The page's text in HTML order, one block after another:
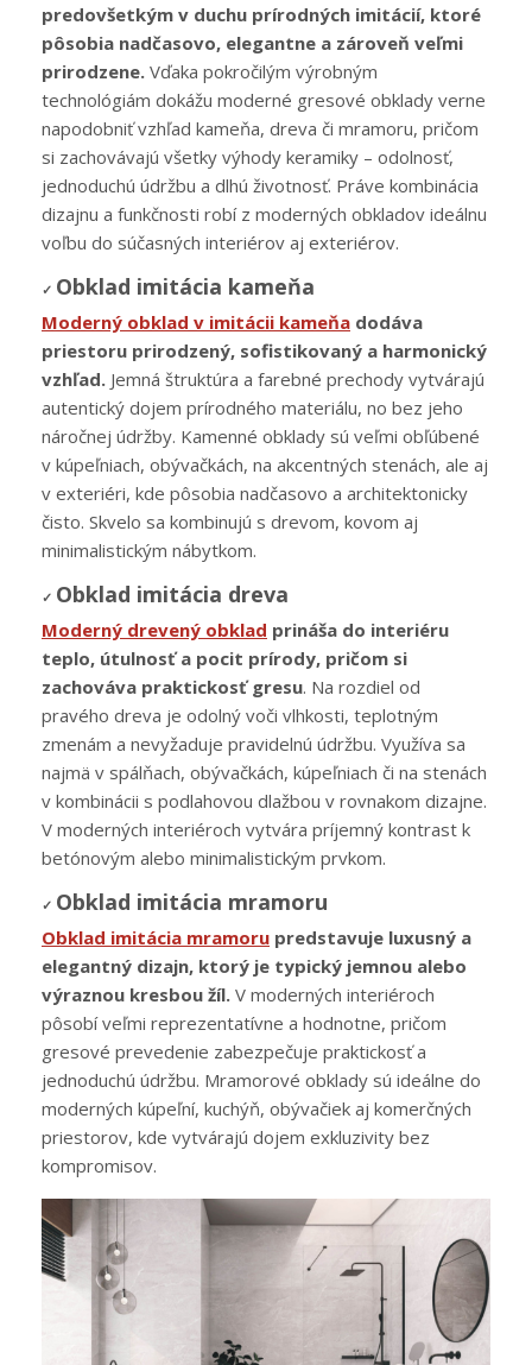
predovšetkým v duchu prírodných imitácií, ktoré
pôsobia nadčasovo, elegantne a zároveň veľmi
prirodzene. Vďaka pokročilým výrobným
technológiám dokážu moderné gresové obklady verne
napodobniť vzhľad kameňa, dreva či mramoru, pričom
si zachovávajú všetky výhody keramiky – odolnosť,
jednoduchú údržbu a dlhú životnosť. Práve kombinácia
dizajnu a funkčnosti robí z moderných obkladov ideálnu
voľbu do súčasných interiérov aj exteriérov.
✓ Obklad imitácia kameňa
Moderný obklad v imitácii kameňa dodáva
priestoru prirodzený, sofistikovaný a harmonický
vzhľad. Jemná štruktúra a farebné prechody vytvárajú
autentický dojem prírodného materiálu, no bez jeho
náročnej údržby. Kamenné obklady sú veľmi obľúbené
v kúpeľniach, obývačkách, na akcentných stenách, ale aj
v exteriéri, kde pôsobia nadčasovo a architektonicky
čisto. Skvelo sa kombinujú s drevom, kovom aj
minimalistickým nábytkom.
✓ Obklad imitácia dreva
Moderný drevený obklad prináša do interiéru
teplo, útulnosť a pocit prírody, pričom si
zachováva praktickosť gresu. Na rozdiel od
pravého dreva je odolný voči vlhkosti, teplotným
zmenám a nevyžaduje pravidelnú údržbu. Využíva sa
najmä v spálňach, obývačkách, kúpeľniach či na stenách
v kombinácii s podlahovou dlažbou v rovnakom dizajne.
V moderných interiéroch vytvára príjemný kontrast k
betónovým alebo minimalistickým prvkom.
✓ Obklad imitácia mramoru
Obklad imitácia mramoru predstavuje luxusný a
elegantný dizajn, ktorý je typický jemnou alebo
výraznou kresbou žíl. V moderných interiéroch
pôsobí veľmi reprezentatívne a hodnotne, pričom
gresové prevedenie zabezpečuje praktickosť a
jednoduchú údržbu. Mramorové obklady sú ideálne do
moderných kúpeľní, kuchýň, obývačiek aj komerčných
priestorov, kde vytvárajú dojem exkluzivity bez
kompromisov.